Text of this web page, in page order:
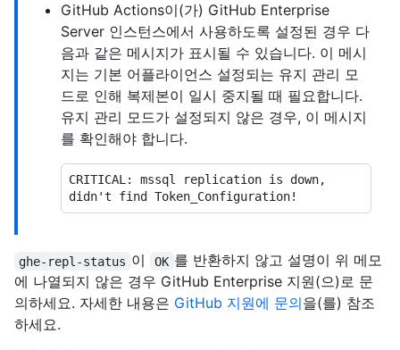
GitHub Actions이(가) GitHub Enterprise
Server 인스턴스에서 사용하도록 설정된 경우 다
음과 같은 메시지가 표시될 수 있습니다. 이 메시
지는 기본 어플라이언스 설정되는 유지 관리 모
드로 인해 복제본이 일시 중지될 때 필요합니다.
유지 관리 모드가 설정되지 않은 경우, 이 메시지
를 확인해야 합니다.
CRITICAL: mssql replication is down,
ghe-repl-status 이 OK 를 반환하지 않고 설명이 위 메모
에 나열되지 않은 경우 GitHub Enterprise 지원(으)로 문
의하세요. 자세한 내용은 GitHub 지원에 문의을(를) 참조
하세요.